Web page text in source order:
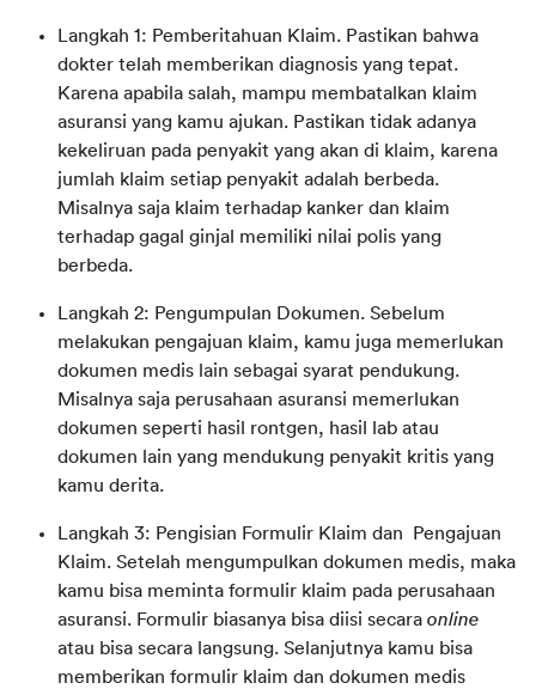
Langkah 1: Pemberitahuan Klaim. Pastikan bahwa
dokter telah memberikan diagnosis yang tepat.
Karena apabila salah, mampu membatalkan klaim
asuransi yang kamu ajukan. Pastikan tidak adanya
kekeliruan pada penyakit yang akan di klaim, karena
jumlah klaim setiap penyakit adalah berbeda.
Misalnya saja klaim terhadap kanker dan klaim
terhadap gagal ginjal memiliki nilai polis yang
berbeda.
Langkah 2: Pengumpulan Dokumen. Sebelum
melakukan pengajuan klaim, kamu juga memerlukan
dokumen medis lain sebagai syarat pendukung.
Misalnya saja perusahaan asuransi memerlukan
dokumen seperti hasil rontgen, hasil lab atau
dokumen lain yang mendukung penyakit kritis yang
kamu derita.
Langkah 3: Pengisian Formulir Klaim dan Pengajuan
Klaim. Setelah mengumpulkan dokumen medis, maka
kamu bisa meminta formulir klaim pada perusahaan
asuransi. Formulir biasanya bisa diisi secara online
atau bisa secara langsung. Selanjutnya kamu bisa
memberikan formulir klaim dan dokumen medis